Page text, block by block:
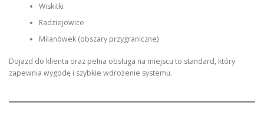
Wiskitki
Radziejowice
Milanówek (obszary przygraniczne)
Dojazd do klienta oraz pełna obsługa na miejscu to standard, który
zapewnia wygodę i szybkie wdrożenie systemu.